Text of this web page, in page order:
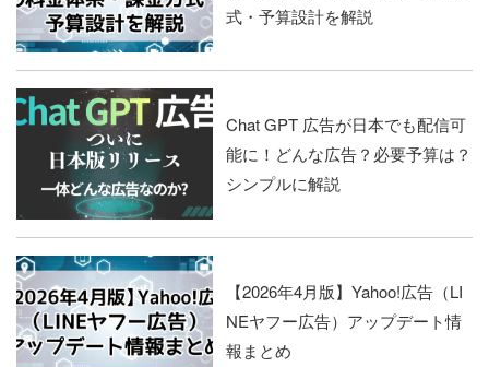
式・予算設計を解説
Chat GPT 広告が日本でも配信可
能に！どんな広告？必要予算は？
シンプルに解説
【2026年4月版】Yahoo!広告（LI
NEヤフー広告）アップデート情
報まとめ